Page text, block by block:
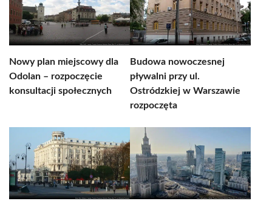
Nowy plan miejscowy dla
Odolan – rozpoczęcie
konsultacji społecznych
Budowa nowoczesnej
pływalni przy ul.
Ostródzkiej w Warszawie
rozpoczęta